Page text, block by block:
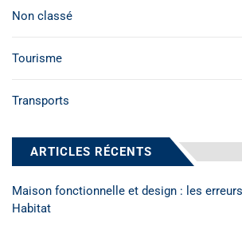
Non classé
Tourisme
Transports
ARTICLES RÉCENTS
Maison fonctionnelle et design : les
Habitat